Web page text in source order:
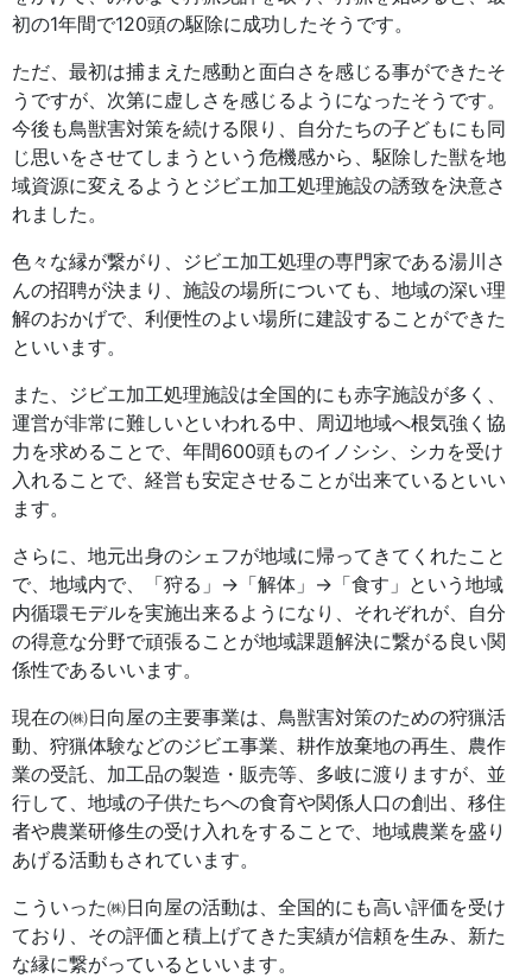
初の1年間で120頭の駆除に成功したそうです。
ただ、最初は捕まえた感動と面白さを感じる事ができたそ
うですが、次第に虚しさを感じるようになったそうです。
今後も鳥獣害対策を続ける限り、自分たちの子どもにも同
じ思いをさせてしまうという危機感から、駆除した獣を地
域資源に変えるようとジビエ加工処理施設の誘致を決意さ
れました。
色々な縁が繋がり、ジビエ加工処理の専門家である湯川さ
んの招聘が決まり、施設の場所についても、地域の深い理
解のおかげで、利便性のよい場所に建設することができた
といいます。
また、ジビエ加工処理施設は全国的にも赤字施設が多く、
運営が非常に難しいといわれる中、周辺地域へ根気強く協
力を求めることで、年間600頭ものイノシシ、シカを受け
入れることで、経営も安定させることが出来ているといい
ます。
さらに、地元出身のシェフが地域に帰ってきてくれたこと
で、地域内で、「狩る」→「解体」→「食す」という地域
内循環モデルを実施出来るようになり、それぞれが、自分
の得意な分野で頑張ることが地域課題解決に繋がる良い関
係性であるいいます。
現在の㈱日向屋の主要事業は、鳥獣害対策のための狩猟活
動、狩猟体験などのジビエ事業、耕作放棄地の再生、農作
業の受託、加工品の製造・販売等、多岐に渡りますが、並
行して、地域の子供たちへの食育や関係人口の創出、移住
者や農業研修生の受け入れをすることで、地域農業を盛り
あげる活動もされています。
こういった㈱日向屋の活動は、全国的にも高い評価を受け
ており、その評価と積上げてきた実績が信頼を生み、新た
な縁に繋がっているといいます。